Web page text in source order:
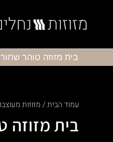
בית מזוזה טוהר
עמוד הבית/ מזוזות
בית מזוזה